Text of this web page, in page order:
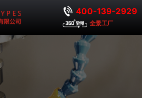
400-139-2929
全景工厂